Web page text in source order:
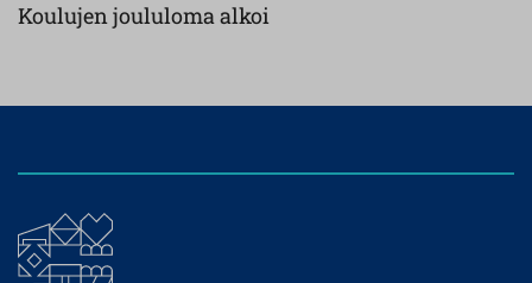
Koulujen joululoma alkoi